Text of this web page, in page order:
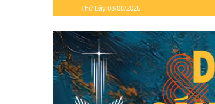
Thứ Bảy 08/08/2026